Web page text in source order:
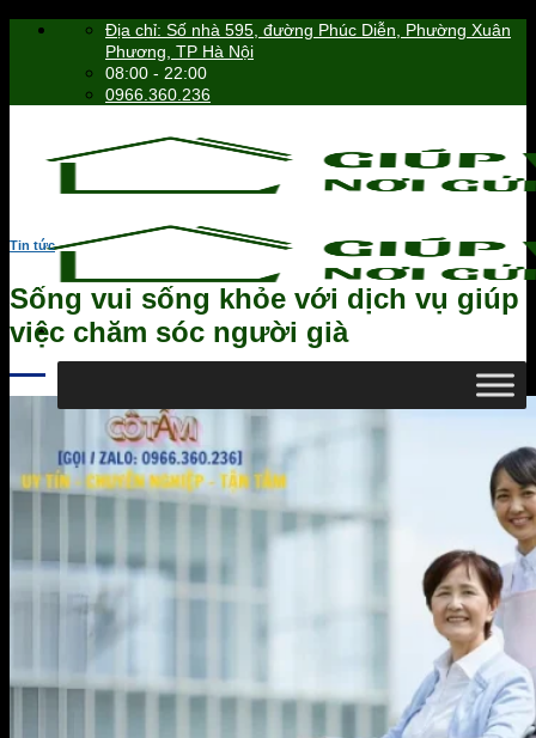
Skip
Địa chỉ: Số nhà 595, đường Phúc Diễn, Phường Xuân
Phương, TP Hà Nội
08:00 - 22:00
0966.360.236
0966.360.236
Tìm
kiếm:
Tin tức
Sống vui sống khỏe với dịch vụ giúp
việc chăm sóc người già